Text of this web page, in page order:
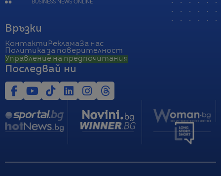
Връзки
Контакти РекламаЗа нас
Политика за поверителност
Управление на предпочитания
Последвай ни